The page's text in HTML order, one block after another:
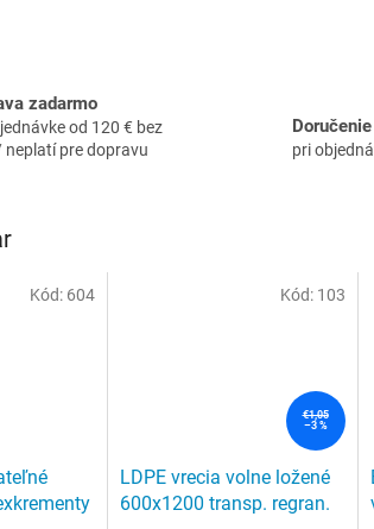
zadarmo
od 120 € bez
neplatí pre dopravu
pri
Kód: 604
€1,05
–3 %
LDPE vrecia volne ložené
600x1200 transp. regran.
Kód: 103